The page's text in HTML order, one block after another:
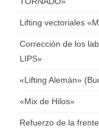
Lifting vectoriales
Corrección de los
LIPS»
«Lifting Alemán»
«Mix de Hilos»
Refuerzo de la